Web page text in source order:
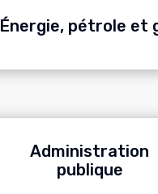
Énergie, pétrole et
Administration
publique